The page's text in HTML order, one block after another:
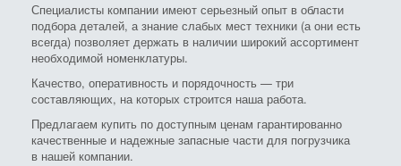
Специалисты компании имеют серьезный опыт в области
подбора деталей, а знание слабых мест техники (а они есть
всегда) позволяет держать в наличии широкий ассортимент
необходимой номенклатуры.
Качество, оперативность и порядочность — три
составляющих, на которых строится наша работа.
Предлагаем купить по доступным ценам гарантированно
качественные и надежные запасные части для погрузчика
в нашей компании.